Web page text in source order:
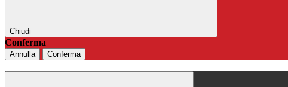
Chiudi
Conferma
Annulla Conferma